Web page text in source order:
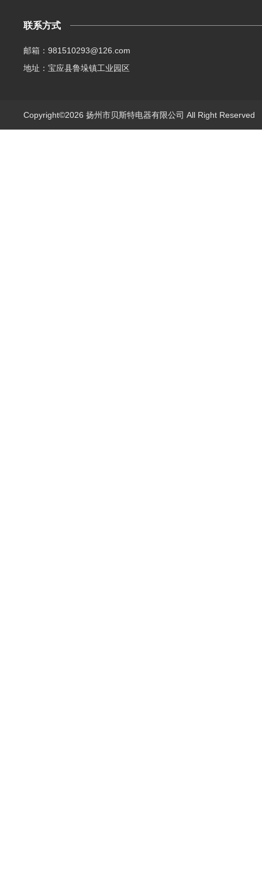
联系方式
邮箱：981510293@126.com
地址：宝应县鲁垛镇工业园区
Copyright©2026 扬州市贝斯特电器有限公司 All Right